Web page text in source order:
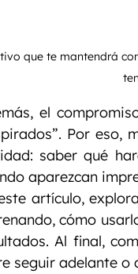
que te mantendrá
el
Por eso,
saber qué
aparezcan
artículo,
cómo
Al final,
seguir adelante o